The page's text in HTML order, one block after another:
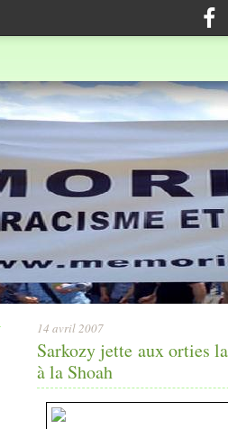
14 avril 2007
Sarkozy jette aux orties
à la Shoah